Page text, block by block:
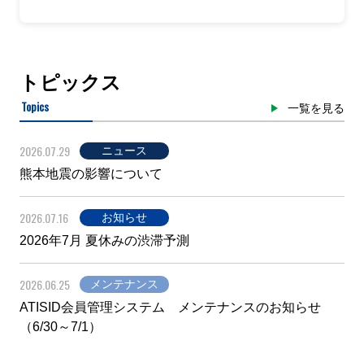
トピックス
Topics 一覧を見る
2026.07.29 ニュース
熊本地震の影響について
2026.07.16 お知らせ
2026年7月 夏休みの渋滞予測
2026.06.25 メンテナンス
ATISID会員管理システム メンテナンスのお知らせ
（6/30～7/1）